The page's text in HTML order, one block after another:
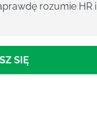
rozumie HR i
SIĘ